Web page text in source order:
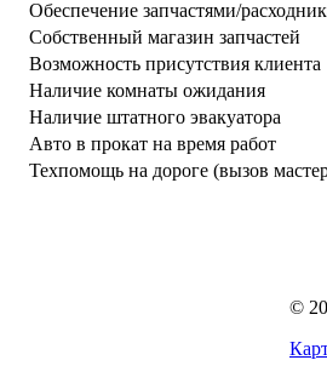
Обеспечение запчастями/
Собственный магазин запчастей
Возможность присутствия клиента
Наличие комнаты ожидания
Наличие штатного эвакуатора
Авто в прокат на время работ
Техпомощь на дороге (вызов
©